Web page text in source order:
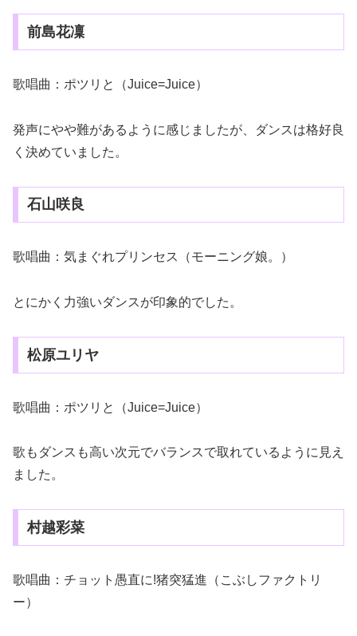
前島花凜
歌唱曲：ポツリと（Juice=Juice）
発声にやや難があるように感じましたが、ダンスは格好良
く決めていました。
石山咲良
歌唱曲：気まぐれプリンセス（モーニング娘。）
とにかく力強いダンスが印象的でした。
松原ユリヤ
歌唱曲：ポツリと（Juice=Juice）
歌もダンスも高い次元でバランスで取れているように見え
ました。
村越彩菜
歌唱曲：チョット愚直に!猪突猛進（こぶしファクトリ
ー）